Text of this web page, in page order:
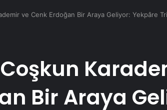
ve Cenk Erdoğan Bir Araya Geliyor: Yekpâre
Bir Araya